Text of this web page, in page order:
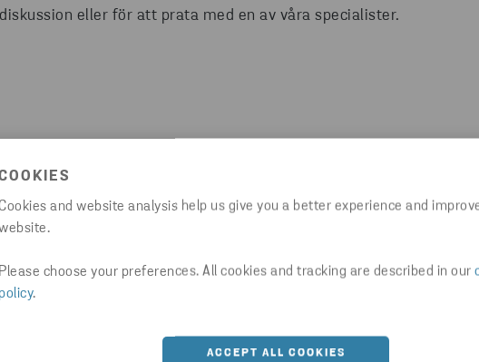
and website analysis help us give you a better experience and
Please choose your preferences. All cookies and tracking are described in our
policy.
ACCEPT ALL COOKIES
eller för att prata med en av våra specialister.
Vet ditt företag varför?